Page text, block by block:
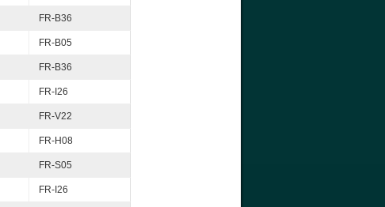
FR-B36
FR-B05
FR-B36
FR-I26
FR-V22
FR-H08
FR-S05
FR-I26